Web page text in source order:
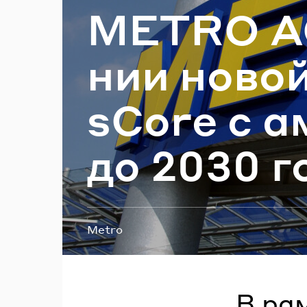
METRO
нии
sСore с
до 2030
Теги:
Metro